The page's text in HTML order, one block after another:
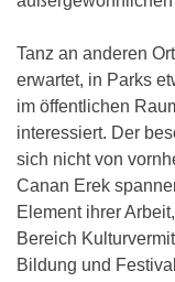
Tanz an anderen
erwartet, in Parks
im öffentlichen
interessiert. Der
sich nicht von
Canan Erek
Element ihrer
Bereich
Bildung und